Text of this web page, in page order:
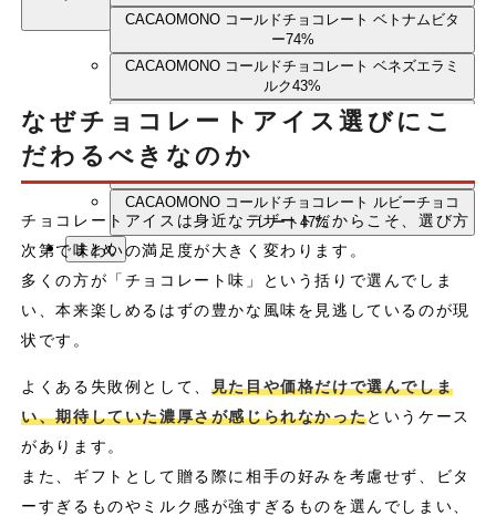
CACAOMONO コールドチョコレート ベトナムビタ
ー74%
CACAOMONO コールドチョコレート ベネズエラミ
ルク43%
CACAOMONO コールドチョコレート エクアドルビ
ター71%
CACAOMONO コールドチョコレート ペルービター
65%
CACAOMONO コールドチョコレート ルビーチョコ
レート47%
まとめ
なぜチョコレートアイス選びにこ
だわるべきなのか
チョコレートアイスは身近なデザートだからこそ、選び方
次第で味わいの満足度が大きく変わります。
多くの方が「チョコレート味」という括りで選んでしま
い、本来楽しめるはずの豊かな風味を見逃しているのが現
状です。
よくある失敗例として、 見た目や価格だけで選んでしま
い、期待していた濃厚さが感じられなかったというケース
があります。
また、ギフトとして贈る際に相手の好みを考慮せず、ビタ
ーすぎるものやミルク感が強すぎるものを選んでしまい、